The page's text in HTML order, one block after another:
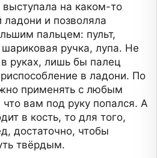
на каком-то
ладони и позволяла
пальцем: пульт,
ручка, лупа. Не
руках, лишь бы палец
в ладони. По
применять с любым
вам под руку попался. А
в кость, то для того,
достаточно, чтобы
твёрдым.